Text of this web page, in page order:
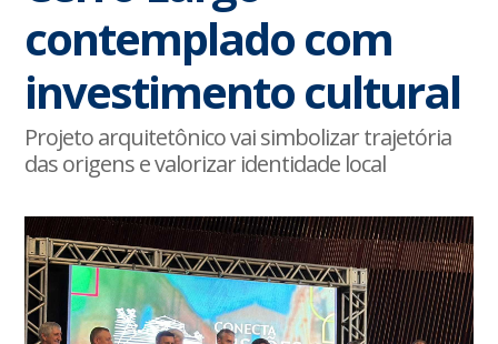
contemplado com
investimento cultural
Projeto arquitetônico vai simbolizar trajetória
das origens e valorizar identidade local